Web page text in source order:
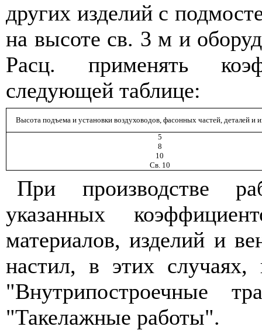
других изделий с
на высоте св. 3 м и
Расц. применять
следующей таблице:
Высота подъема и установки воздуховодов, фасонных частей, деталей и
5
8
10
Св. 10
При производстве
указанных
материалов, изделий и
настил, в этих
"Внутрипостроечные
"Такелажные работы".